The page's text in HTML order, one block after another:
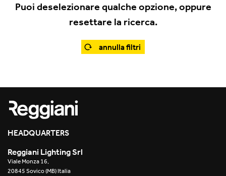
Sistema Trybeca
Yori Surface Base
Yori Surface/Pendant
Envios IP66
Retail
Showrooms
Puoi deselezionare qualche opzione, oppure
resettare la ricerca.
annulla filtri
HEADQUARTERS
Reggiani Lighting Srl
Viale Monza 16,
20845 Sovico (MB) Italia